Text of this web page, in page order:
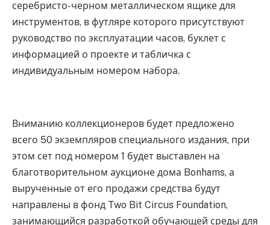
серебристо-черном металлическом ящике для
инструментов, в футляре которого присутствуют
руководство по эксплуатации часов, буклет с
информацией о проекте и табличка с
индивидуальным номером набора.
Вниманию коллекционеров будет предложено
всего 50 экземпляров специального издания, при
этом сет под номером 1 будет выставлен на
благотворительном аукционе дома Bonhams, а
вырученные от его продажи средства будут
направлены в фонд Two Bit Circus Foundation,
занимающийся разработкой обучающей среды для